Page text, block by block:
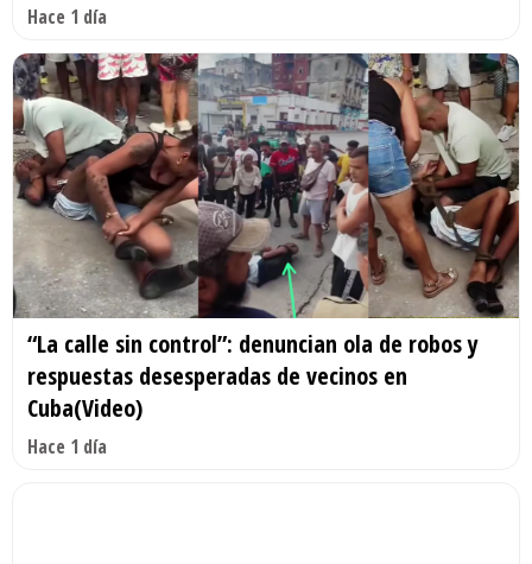
Hace 1 día
“La calle sin control”: denuncian ola de robos y
respuestas desesperadas de vecinos en
Cuba(Video)
Hace 1 día